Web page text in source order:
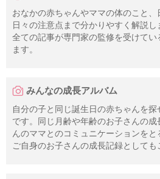
おなかの赤ちゃんやママの体のこと、
日々の注意点まで分かりやすく解説し
全ての記事が専門家の監修を受けて
ます。
みんなの成長アルバム
自分の子と同じ誕生日の赤ちゃんを
です。同じ月齢や年齢のお子さんの成
んのママとのコミュニケーションをと
ご自身のお子さんの成長記録としても